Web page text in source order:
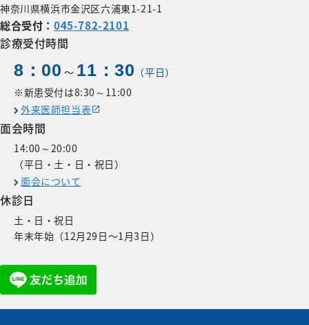
神奈川県横浜市金沢区六浦東1-21-1
総合受付：045-782-2101
診療受付時間
8：00 〜 11：30 （平日）
※新患受付は8:30～11:00
外来医師担当表
面会時間
14:00～20:00
（平日・土・日・祝日）
面会について
休診日
土・日・祝日
年末年始（12月29日〜1月3日）